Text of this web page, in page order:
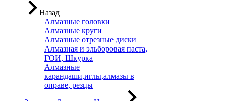
Назад
Алмазные головки
Алмазные круги
Алмазные отрезные диски
Алмазная и эльборовая паста,
ГОИ, Шкурка
Алмазные
карандаши,иглы,алмазы в
оправе, резцы